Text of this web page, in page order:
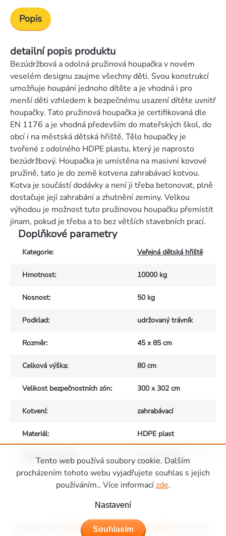
Tento web používá soubory cookie. Dalším
procházením tohoto webu vyjadřujete souhlas s jejich
používáním.. Více informacízde.
Nastavení
Souhlasím
Popis
detailní popis produktu
Bezúdržbová a odolná pružinová houpačka v novém
veselém designu zaujme všechny děti. Svou konstrukcí
umožňuje houpání jednoho dítěte a je vhodná i pro
menší děti vzhledem k bezpečnému usazení dítěte uvnitř
houpačky. Tato pružinová houpačka je certifikovaná dle
EN 1176 a je vhodná především do mateřských škol, do
obcí i na městská dětská hřiště. Tělo houpačky je
tvořené z odolného HDPE plastu, který je naprosto
bezúdržbový. Houpačka je umístěna na masivní kovové
pružině, tato je do země kotvena zahrabávací kotvou.
Kotva je součástí dodávky a není ji třeba betonovat, plně
dostačuje její zahrabání a zhutnění zeminy. Velkou
výhodou je možnost tuto pružinovou houpačku přemístit
jinam, pokud je třeba a to bez větších stavebních prací.
Doplňkové parametry
Kategorie: Veřejná dětská hřiště
Hmotnost: 10000 kg
Nosnost: 50 kg
Podklad: udržovaný trávník
Rozměr: 45 x 85 cm
Celková výška: 80 cm
Velikost bezpečnostních zón: 300 x 302 cm
Kotvení: zahrabávací
Materiál: HDPE plast
Vhodné pro děti od 1 do 12 let
Zápatí
Hřiště Piccolino - dětská hřiště a domečky